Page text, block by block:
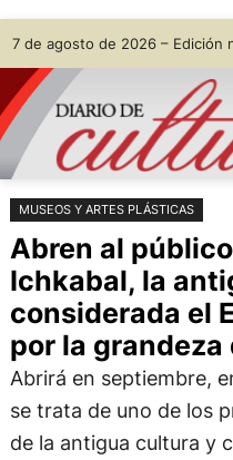
Saltar
al
contenido
Skip
to
content
7 de agosto de 2026 – Edición
MUSEOS Y ARTES PLÁSTICAS
Abren al
Ichkabal, la
considerada el
por la
Abrirá en septiembre,
se trata de uno de los
de la antigua cultura y